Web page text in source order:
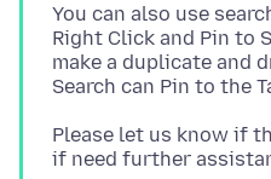
You can also use
Right Click and Pin to
make a duplicate and
Please let us know if